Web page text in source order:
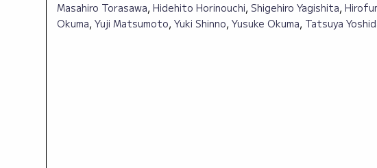
Masahiro Torasawa, Hidehito Horinouchi, Shigehiro Yagishita,
Okuma, Yuji Matsumoto, Yuki Shinno, Yusuke Okuma, Tatsuya